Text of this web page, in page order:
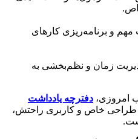
و برنامه‌ریزی کارهای
زمان و نظم‌بخشی به
امروزی، دفترچه یادداشت
طراحی خاص و کاربری راحتش،